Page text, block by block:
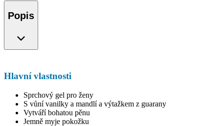
Popis
Hlavní vlastnosti
Sprchový gel pro ženy
S vůní vanilky a mandlí a výtažkem z guarany
Vytváří bohatou pěnu
Jemně myje pokožku